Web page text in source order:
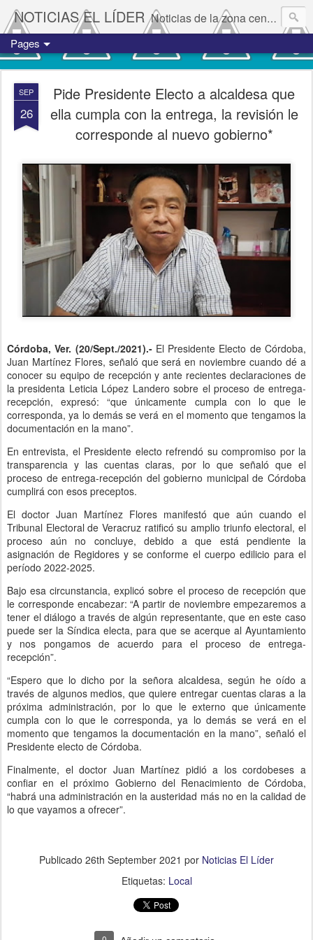
NOTICIAS EL LÍDER Noticias de la zona centro del estado de Veracruz.
Pages
SEP
26
Pide Presidente Electo a alcaldesa que
ella cumpla con la entrega, la revisión le
corresponde al nuevo gobierno*
Córdoba, Ver. (20/Sept./2021).-El Presidente Electo de Córdoba,
Juan Martínez Flores, señaló que será en noviembre cuando dé a
conocer su equipo de recepción y ante recientes declaraciones de
la presidenta Leticia López Landero sobre el proceso de entrega-
recepción, expresó: “que únicamente cumpla con lo que le
corresponda, ya lo demás se verá en el momento que tengamos la
documentación en la mano”.
En entrevista, el Presidente electo refrendó su compromiso por la
transparencia y las cuentas claras, por lo que señaló que el
proceso de entrega-recepción del gobierno municipal de Córdoba
cumplirá con esos preceptos.
El doctor Juan Martínez Flores manifestó que aún cuando el
Tribunal Electoral de Veracruz ratificó su amplio triunfo electoral, el
proceso aún no concluye, debido a que está pendiente la
asignación de Regidores y se conforme el cuerpo edilicio para el
período 2022-2025.
Bajo esa circunstancia, explicó sobre el proceso de recepción que
le corresponde encabezar: “A partir de noviembre empezaremos a
tener el diálogo a través de algún representante, que en este caso
puede ser la Síndica electa, para que se acerque al Ayuntamiento
y nos pongamos de acuerdo para el proceso de entrega-
recepción”.
“Espero que lo dicho por la señora alcaldesa, según he oído a
través de algunos medios, que quiere entregar cuentas claras a la
próxima administración, por lo que le externo que únicamente
cumpla con lo que le corresponda, ya lo demás se verá en el
momento que tengamos la documentación en la mano”, señaló el
Presidente electo de Córdoba.
Finalmente, el doctor Juan Martínez pidió a los cordobeses a
confiar en el próximo Gobierno del Renacimiento de Córdoba,
“habrá una administración en la austeridad más no en la calidad de
lo que vayamos a ofrecer”.
Publicado 26th September 2021 por Noticias El Líder
Etiquetas: Local